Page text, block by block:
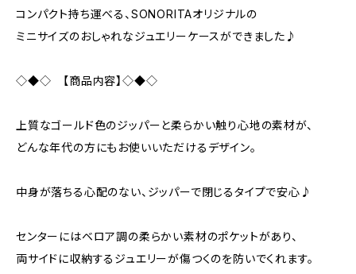
コンパクト持ち運べる、SONORITAオリジナルの
ミニサイズのおしゃれなジュエリーケースができました♪
◇◆◇ 【商品内容】◇◆◇
上質なゴールド色のジッパーと柔らかい触り心地の素材が、
どんな年代の方にもお使いいただけるデザイン。
中身が落ちる心配のない、ジッパーで閉じるタイプで安心♪
センターにはベロア調の柔らかい素材のポケットがあり、
両サイドに収納するジュエリーが傷つくのを防いでくれます。